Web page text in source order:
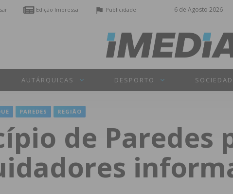
6 de Agosto 2026
Edição Impressa Publicidade
AUTÁRQUICAS DESPORTO
PAREDES REGIÃO
de Paredes